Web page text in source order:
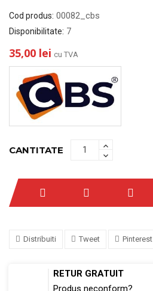
Cod produs: 00082_cbs
Disponibilitate: 7
35,00 lei cu TVA
CANTITATE
Distribuiti Tweet Pinterest
RETUR GRATUIT